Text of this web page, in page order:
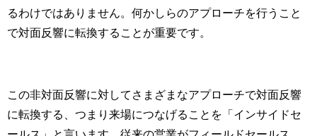
るわけではありません。何かしらのアプローチを行うこと
で対面反響に転換することが重要です。
この非対面反響に対してさまざまなアプローチで対面反響
に転換する、つまり来場につなげることを「インサイドセ